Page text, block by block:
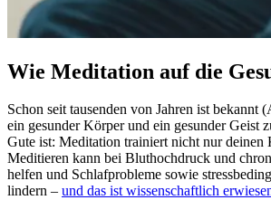
Wie Meditation auf die
Schon seit tau­sen­den von Jahren ist bekannt
ein gesun­der Körper und ein gesun­der Geist
Gute ist: Medi­ta­tion trai­niert nicht nur deinen
Medi­tie­ren kann bei Blut­hoch­druck und
helfen und Schlaf­pro­ble­me sowie
lindern – und das ist wissenschaftlich